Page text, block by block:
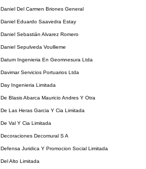
Daniel Del Carmen Briones General
Daniel Eduardo Saavedra Estay
Daniel Sebastián Alvarez Romero
Daniel Sepulveda Voullieme
Datum Ingenieria En Geomnesura Ltda
Davimar Servicios Portuarios Ltda
Day Ingenieria Limitada
De Blasis Abarca Mauricio Andres Y Otra
De Las Heras Garcia Y Cia Limitada
De Val Y Cia Limitada
Decoraciones Decomural S A
Defensa Juridica Y Promocion Social Limitada
Del Alto Limitada